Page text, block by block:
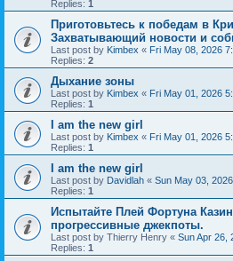
Replies: 1
Приготовьтесь к победам в
Захватывающий новости и
Last post by Kimbex « Fri May 08, 2026
Replies: 2
Дыхание зоны
Last post by Kimbex « Fri May 01, 2026
Replies: 1
I am the new girl
Last post by Kimbex « Fri May 01, 2026
Replies: 1
I am the new girl
Last post by Davidlah « Sun May 03,
Replies: 1
Испытайте Плей Фортуна
прогрессивные джекпоты.
Last post by Thierry Henry « Sun Apr 26,
Replies: 1